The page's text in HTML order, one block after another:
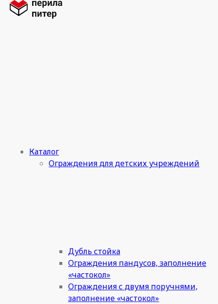
Каталог
Ограждения для детских учреждений
Дубль стойка
Ограждения пандусов, заполнение
«частокол»
Ограждения с двумя поручнями,
заполнение «частокол»